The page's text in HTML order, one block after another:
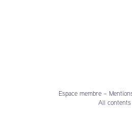
Espace membre–
All